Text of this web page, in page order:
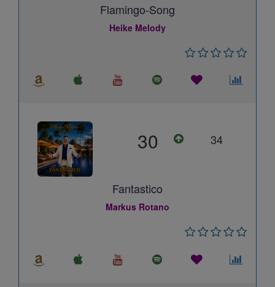
Flamingo-Song
Heike Melody
30 34
Fantastico
Markus Rotano